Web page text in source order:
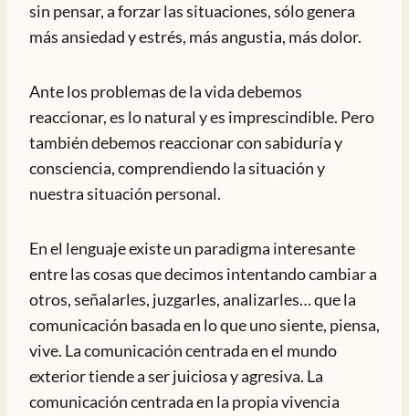
sin pensar, a forzar las situaciones, sólo genera
más ansiedad y estrés, más angustia, más dolor.
Ante los problemas de la vida debemos
reaccionar, es lo natural y es imprescindible. Pero
también debemos reaccionar con sabiduría y
consciencia, comprendiendo la situación y
nuestra situación personal.
En el lenguaje existe un paradigma interesante
entre las cosas que decimos intentando cambiar a
otros, señalarles, juzgarles, analizarles… que la
comunicación basada en lo que uno siente, piensa,
vive. La comunicación centrada en el mundo
exterior tiende a ser juiciosa y agresiva. La
comunicación centrada en la propia vivencia